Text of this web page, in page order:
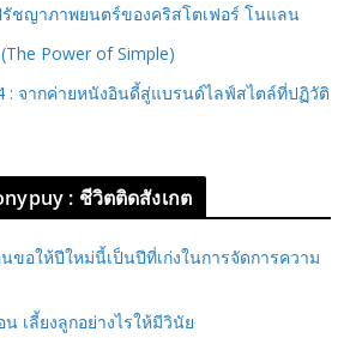
ชญาภาพยนตร์ของคริสโตเฟอร์ โนแลน
Power of Simple)
: จากค่ายหนังอินดี้สู่แบรนด์ไลฟ์สไตล์ที่ปฏิวัติ
: ชีวิตติดสังเกต
ขอให้ปีใหม่นี้เป็นปีที่เก่งในการจัดการความ
เลี้ยงลูกอย่างไรให้มีวินัย